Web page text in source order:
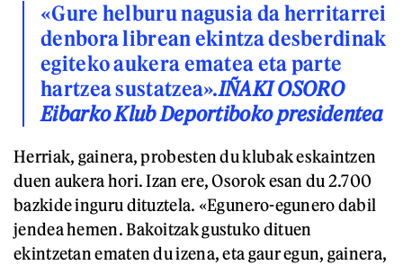
«Gure helburu nagusia da herritarrei
denbora librean ekintza desberdinak
egiteko aukera ematea eta parte
hartzea sustatzea».IÑAKI OSORO
Eibarko Klub Deportiboko presidentea
Herriak, gainera, probesten du klubak eskaintzen
duen aukera hori. Izan ere, Osorok esan du 2.700
bazkide inguru dituztela. «Egunero-egunero dabil
jendea hemen. Bakoitzak gustuko dituen
ekintzetan ematen du izena, eta gaur egun, gainera,